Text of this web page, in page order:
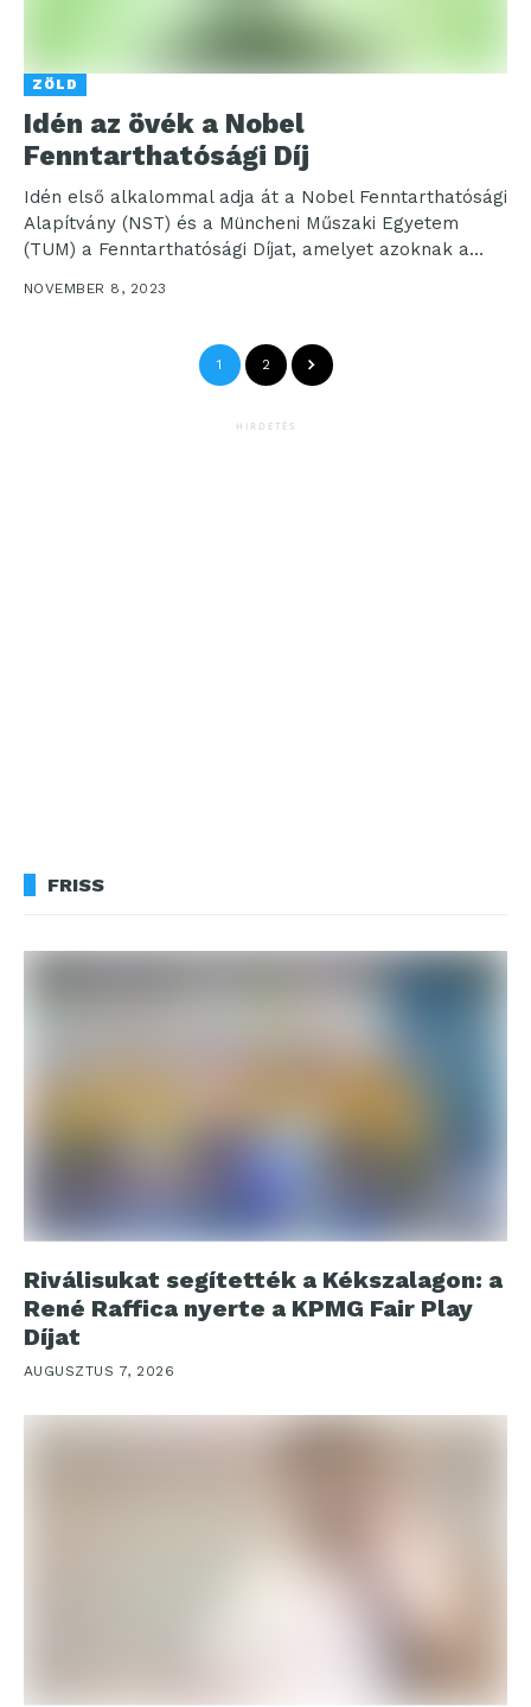
ZÖLD
Idén az övék a Nobel
Fenntarthatósági Díj
Idén első alkalommal adja át a Nobel Fenntarthatósági
Alapítvány (NST) és a Müncheni Műszaki Egyetem
(TUM) a Fenntarthatósági Díjat, amelyet azoknak a
NOVEMBER 8, 2023
1 2
HIRDETÉS
FRISS
Riválisukat segítették a Kékszalagon: a
René Raffica nyerte a KPMG Fair Play
Díjat
AUGUSZTUS 7, 2026